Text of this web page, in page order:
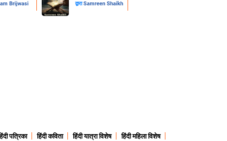
Brijwasi द्वाराSamreen Shaikh
पत्रिका हिंदी कविता हिंदी यात्रा विशेष
हिंदी महिला विशेष